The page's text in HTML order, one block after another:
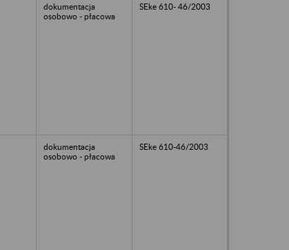
dokumentacja
osobowo - płacowa
SEke 610- 46/2003
dokumentacja
osobowo - płacowa
SEke 610-46/2003